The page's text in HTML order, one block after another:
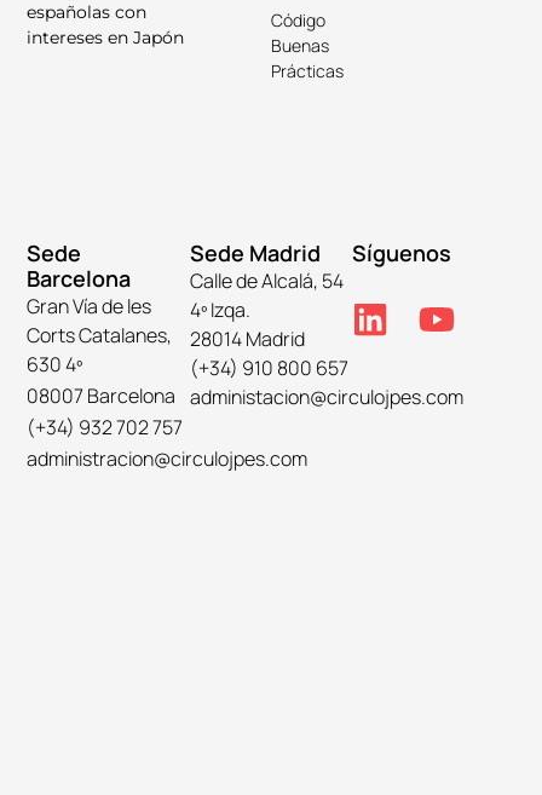
españolas con
intereses en Japón
Código
Buenas
Prácticas
Sede
Barcelona
Gran Vía de les
Corts Catalanes,
630 4º
08007 Barcelona
(+34) 932 702 757
administracion@circulojpes.com
Sede Madrid
Calle de Alcalá, 54
4º Izqa.
28014 Madrid
(+34) 910 800 657
administacion@circulojpes.com
Síguenos